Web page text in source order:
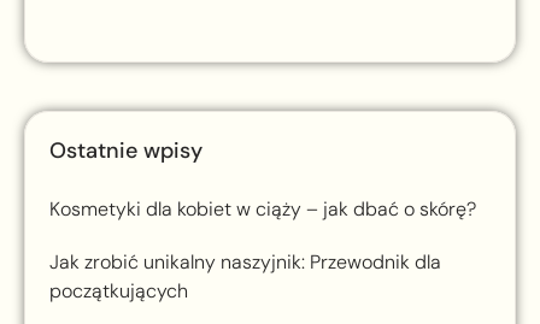
Ostatnie wpisy
Kosmetyki dla kobiet w ciąży – jak dbać o skórę?
Jak zrobić unikalny naszyjnik: Przewodnik dla
początkujących